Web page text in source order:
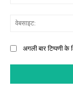
अगली बार टिप्पणी